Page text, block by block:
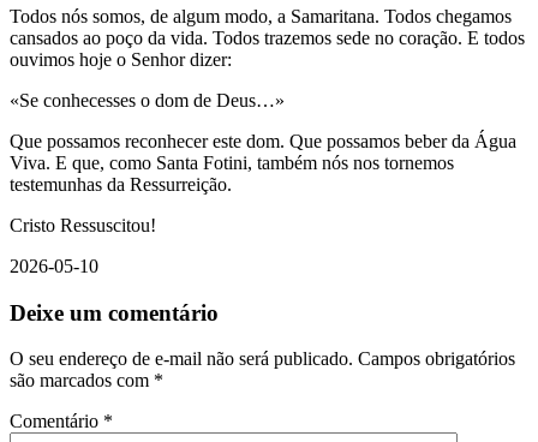
Todos nós somos, de algum modo, a Samaritana. Todos chegamos
cansados ao poço da vida. Todos trazemos sede no coração. E todos
ouvimos hoje o Senhor dizer:
«Se conhecesses o dom de Deus…»
Que possamos reconhecer este dom. Que possamos beber da Água
Viva. E que, como Santa Fotini, também nós nos tornemos
testemunhas da Ressurreição.
Cristo Ressuscitou!
2026-05-10
Deixe um comentário
O seu endereço de e-mail não será publicado. Campos obrigatórios
são marcados com *
Comentário *